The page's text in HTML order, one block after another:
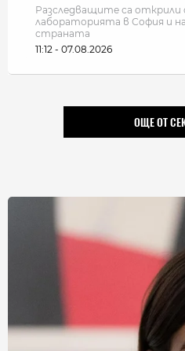
Разследващите са открили
лабораторията в София и на
страната
11:12 - 07.08.2026
ОЩЕ ОТ